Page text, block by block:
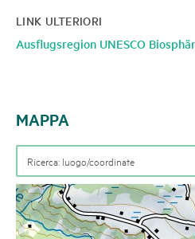
LINK ULTERIORI
Ausflugsregion UNESCO
MAPPA
OFFERTE
Alloggio